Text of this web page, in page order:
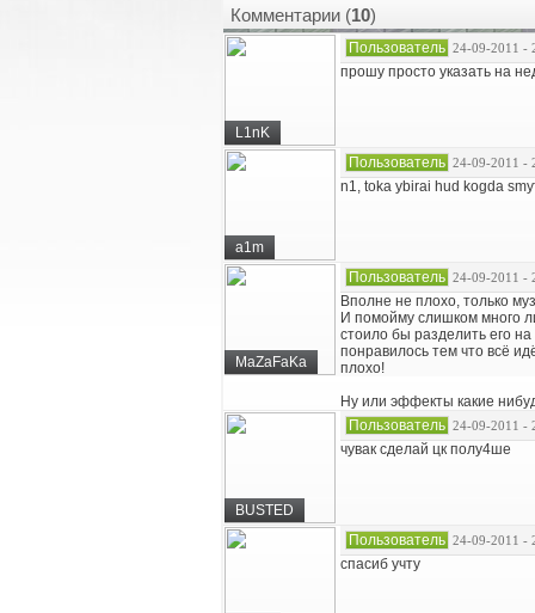
Комментарии (10)
L1nK
Пользователь 24-09-2011 -
прошу просто указать на
a1m
Пользователь 24-09-2011 -
n1, toka ybirai hud kogda
MaZaFaKa
Пользователь 24-09-2011 -
Вполне не плохо, только
И помойму слишком много
стоило бы разделить его
понравилось тем что всё
плохо!
Ну или эффекты какие
BUSTED
Пользователь 24-09-2011 -
чувак сделай цк полу4ше
Пользователь 24-09-2011 -
спасиб учту